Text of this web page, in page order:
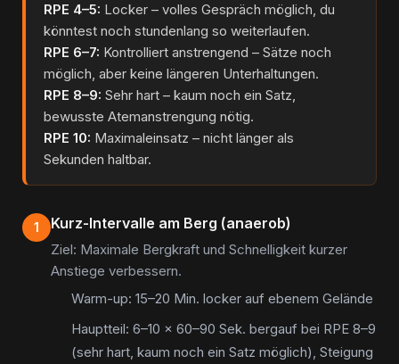
RPE 4–5: Locker – volles Gespräch möglich, du
könntest noch stundenlang so weiterlaufen.
RPE 6–7: Kontrolliert anstrengend – Sätze noch
möglich, aber keine längeren Unterhaltungen.
RPE 8–9: Sehr hart – kaum noch ein Satz,
bewusste Atemanstrengung nötig.
RPE 10: Maximaleinsatz – nicht länger als
Sekunden haltbar.
1 Kurz-Intervalle am Berg (anaerob)
Ziel: Maximale Bergkraft und Schnelligkeit kurzer
Anstiege verbessern.
Warm-up: 15–20 Min. locker auf ebenem Gelände
Hauptteil: 6–10 × 60–90 Sek. bergauf bei RPE 8–9
(sehr hart, kaum noch ein Satz möglich), Steigung